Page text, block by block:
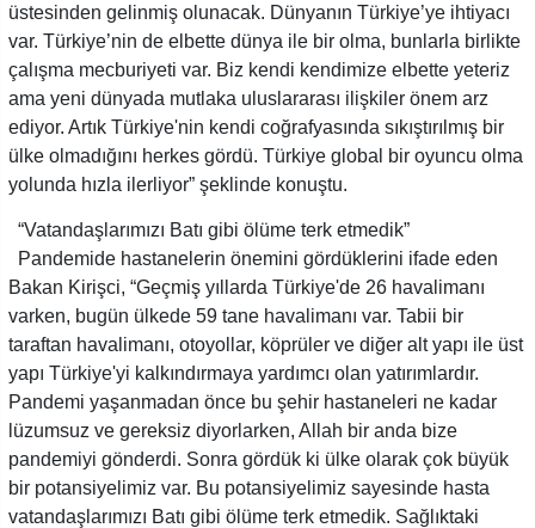
üstesinden gelinmiş olunacak. Dünyanın Türkiye’ye ihtiyacı
var. Türkiye’nin de elbette dünya ile bir olma, bunlarla birlikte
çalışma mecburiyeti var. Biz kendi kendimize elbette yeteriz
ama yeni dünyada mutlaka uluslararası ilişkiler önem arz
ediyor. Artık Türkiye'nin kendi coğrafyasında sıkıştırılmış bir
ülke olmadığını herkes gördü. Türkiye global bir oyuncu olma
yolunda hızla ilerliyor” şeklinde konuştu.
“Vatandaşlarımızı Batı gibi ölüme terk etmedik”
Pandemide hastanelerin önemini gördüklerini ifade eden
Bakan Kirişci, “Geçmiş yıllarda Türkiye'de 26 havalimanı
varken, bugün ülkede 59 tane havalimanı var. Tabii bir
taraftan havalimanı, otoyollar, köprüler ve diğer alt yapı ile üst
yapı Türkiye'yi kalkındırmaya yardımcı olan yatırımlardır.
Pandemi yaşanmadan önce bu şehir hastaneleri ne kadar
lüzumsuz ve gereksiz diyorlarken, Allah bir anda bize
pandemiyi gönderdi. Sonra gördük ki ülke olarak çok büyük
bir potansiyelimiz var. Bu potansiyelimiz sayesinde hasta
vatandaşlarımızı Batı gibi ölüme terk etmedik. Sağlıktaki